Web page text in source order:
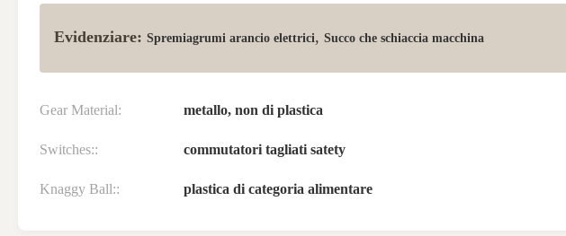
Evidenziare: Spremiagrumi arancio elettrici, Succo che schiaccia macchina
Gear Material: metallo, non di plastica
Switches:: commutatori tagliati satety
Knaggy Ball:: plastica di categoria alimentare